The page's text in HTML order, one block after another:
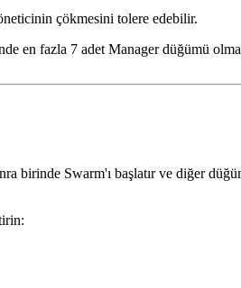
çökmesini tolere edebilir.
en fazla 7 adet Manager düğümü
birinde Swarm'ı başlatır ve diğer